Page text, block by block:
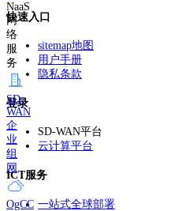
NaaS
网
络
服
务
SD-
WAN
企
业
组
网
OgCC
快速入口
sitemap地图
用户手册
隐私条款
登录
SD-WAN平台
云计算平台
ICT服务
一站式全球部署